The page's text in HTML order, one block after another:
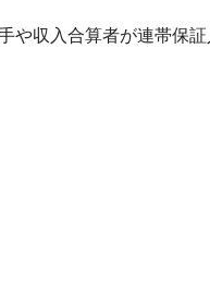
収入合算者が連帯保証